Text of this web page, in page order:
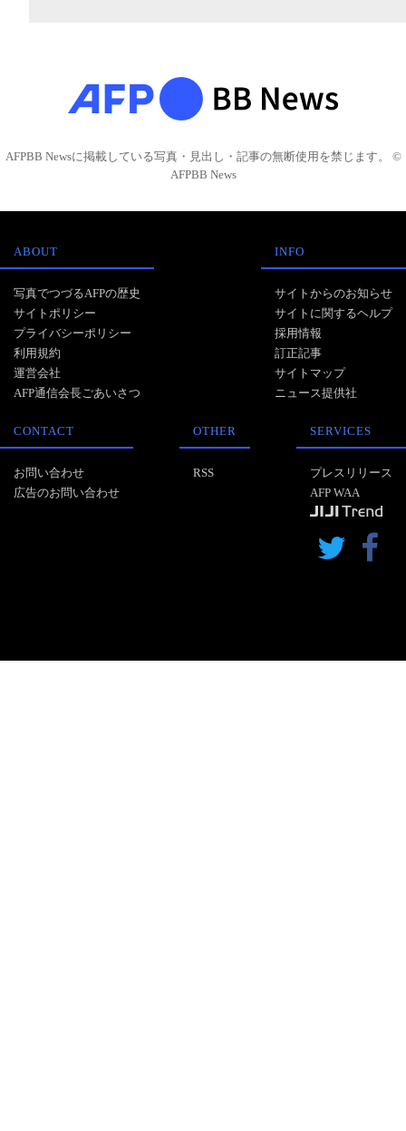
AFPBB Newsに掲載している写真・見出し・記事の無断使用を禁じます。 ©
AFPBB News
ABOUT
写真でつづるAFPの歴史
サイトポリシー
プライバシーポリシー
利用規約
運営会社
AFP通信会長ごあいさつ
INFO
サイトからのお知らせ
サイトに関するヘルプ
採用情報
訂正記事
サイトマップ
ニュース提供社
CONTACT
お問い合わせ
広告のお問い合わせ
OTHER
RSS
SERVICES
プレスリリース
AFP WAA